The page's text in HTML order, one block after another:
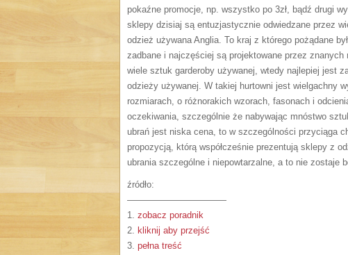
pokaźne promocje, np. wszystko po 3zł, bądź drugi
sklepy dzisiaj są entuzjastycznie odwiedzane przez
odzież używana Anglia. To kraj z którego pożądane
zadbane i najczęściej są projektowane przez
wiele sztuk garderoby używanej, wtedy najlepiej jest
odzieży używanej. W takiej hurtowni jest wielgachny
rozmiarach, o różnorakich wzorach, fasonach i
oczekiwania, szczególnie że nabywając mnóstwo
ubrań jest niska cena, to w szczególności przyciąga
propozycją, którą współcześnie prezentują sklepy z
ubrania szczególne i niepowtarzalne, a to nie zostaje
źródło:
———————————
1. zobacz poradnik
2. kliknij aby przejść
3. pełna treść